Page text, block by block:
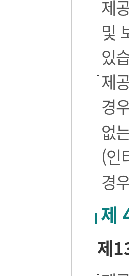
제
및
있
제
경
없
(인
경
제
제